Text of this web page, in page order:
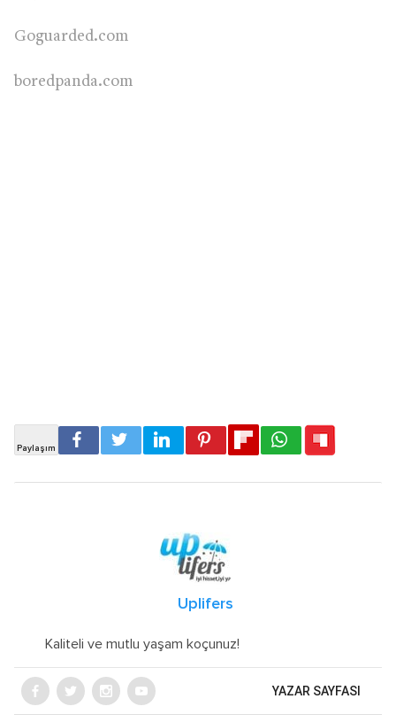
Goguarded.com
boredpanda.com
Uplifers
Kaliteli ve mutlu yaşam koçunuz!
YAZAR SAYFASI